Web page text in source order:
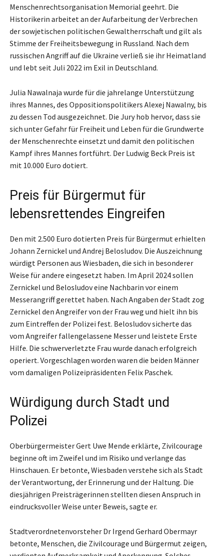
Menschenrechtsorganisation Memorial geehrt. Die
Historikerin arbeitet an der Aufarbeitung der Verbrechen
der sowjetischen politischen Gewaltherrschaft und gilt als
Stimme der Freiheitsbewegung in Russland. Nach dem
russischen Angriff auf die Ukraine verließ sie ihr Heimatland
und lebt seit Juli 2022 im Exil in Deutschland.
Julia Nawalnaja wurde für die jahrelange Unterstützung
ihres Mannes, des Oppositionspolitikers Alexej Nawalny, bis
zu dessen Tod ausgezeichnet. Die Jury hob hervor, dass sie
sich unter Gefahr für Freiheit und Leben für die Grundwerte
der Menschenrechte einsetzt und damit den politischen
Kampf ihres Mannes fortführt. Der Ludwig Beck Preis ist
mit 10.000 Euro dotiert.
Preis für Bürgermut für
lebensrettendes Eingreifen
Den mit 2.500 Euro dotierten Preis für Bürgermut erhielten
Johann Zernickel und Andrej Belosludov. Die Auszeichnung
würdigt Personen aus Wiesbaden, die sich in besonderer
Weise für andere eingesetzt haben. Im April 2024 sollen
Zernickel und Belosludov eine Nachbarin vor einem
Messerangriff gerettet haben. Nach Angaben der Stadt zog
Zernickel den Angreifer von der Frau weg und hielt ihn bis
zum Eintreffen der Polizei fest. Belosludov sicherte das
vom Angreifer fallengelassene Messer und leistete Erste
Hilfe. Die schwerverletzte Frau wurde danach erfolgreich
operiert. Vorgeschlagen worden waren die beiden Männer
vom damaligen Polizeipräsidenten Felix Paschek.
Würdigung durch Stadt und
Polizei
Oberbürgermeister Gert Uwe Mende erklärte, Zivilcourage
beginne oft im Zweifel und im Risiko und verlange das
Hinschauen. Er betonte, Wiesbaden verstehe sich als Stadt
der Verantwortung, der Erinnerung und der Haltung. Die
diesjährigen Preisträgerinnen stellten diesen Anspruch in
eindrucksvoller Weise unter Beweis, sagte er.
Stadtverordnetenvorsteher Dr Irgend Gerhard Obermayr
betonte, Menschen, die Zivilcourage und Bürgermut zeigen,